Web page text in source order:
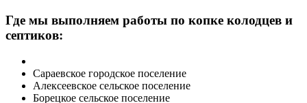
Где мы выполняем работы по копке колодцев и
септиков:
Сараевское городское поселение
Алексеевское сельское поселение
Борецкое сельское поселение